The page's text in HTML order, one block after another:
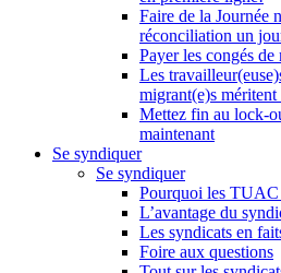
Faire de la Journée
réconciliation un
Payer les congés
Les
migrant(e)s méritent
Mettez fin au lock-
maintenant
Se syndiquer
Se syndiquer
Pourquoi les TUAC
L’avantage du
Les syndicats en
Foire aux questions